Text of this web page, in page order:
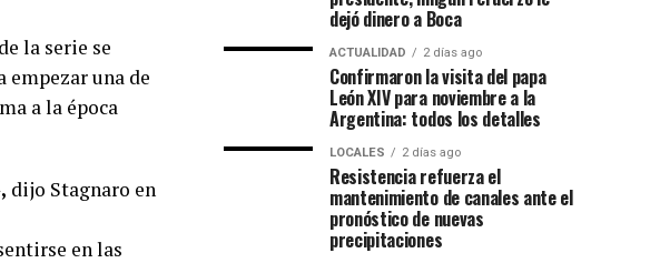
la serie se
empezar una de
a la época
dijo Stagnaro en
en las
dejó dinero a Boca
ACTUALIDAD 2 días ago
Confirmaron la visita del papa
León XIV para noviembre a la
Argentina: todos los detalles
LOCALES 2 días ago
Resistencia refuerza el
mantenimiento de canales ante el
pronóstico de nuevas
precipitaciones